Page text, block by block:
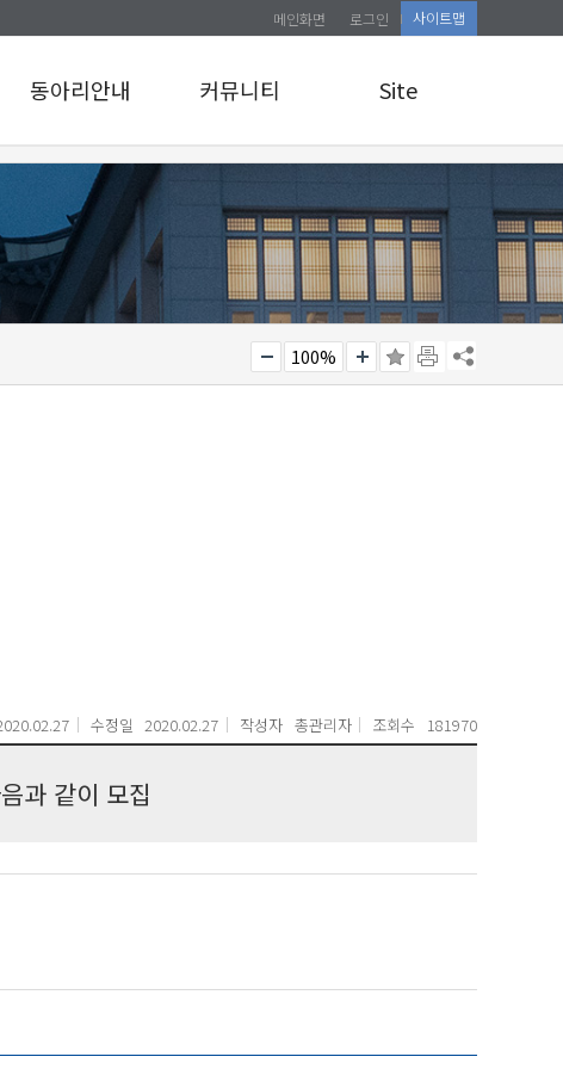
메인화면 로그인 사이트맵
동아리안내
동아리안내
커뮤니티
공지사항
관리자 교육 신청
Site
로그인
100%
수정일 2020.02.27 작성자 총관리자 조회수 181970
과 같이 모집